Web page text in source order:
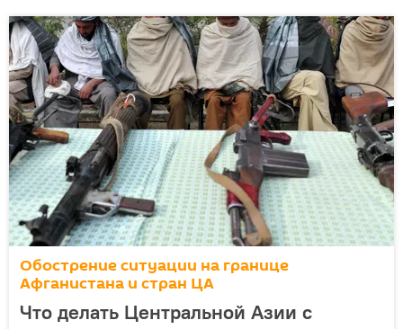
Обострение ситуации на границе
Афганистана и стран ЦА
Что делать Центральной Азии с